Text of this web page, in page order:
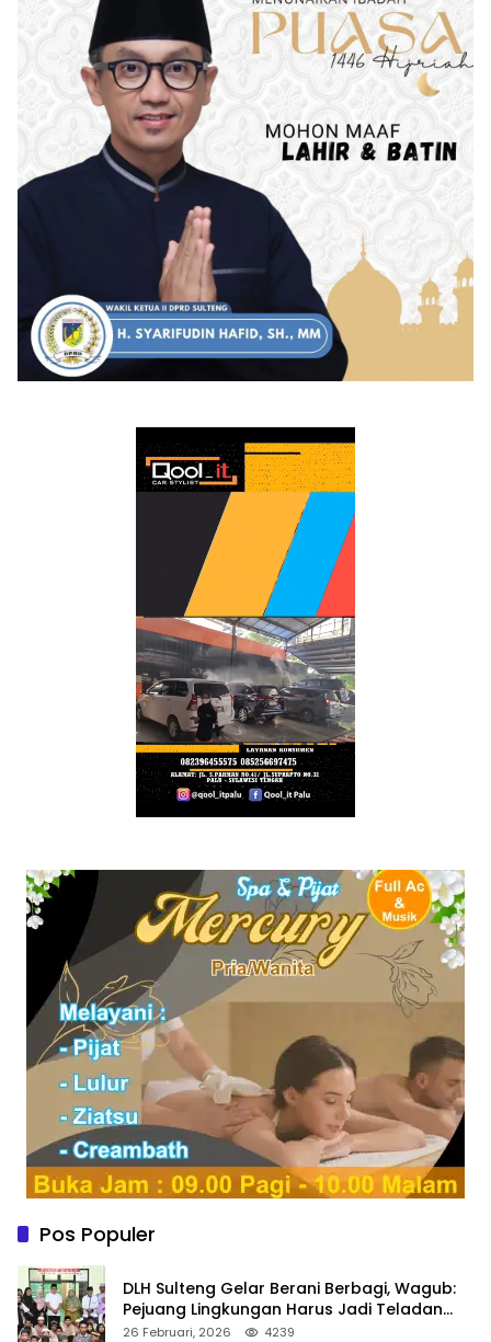
Pos Populer
DLH Sulteng Gelar Berani Berbagi, Wagub:
Pejuang Lingkungan Harus Jadi Teladan
Kepedulian
26 Februari, 2026 4239